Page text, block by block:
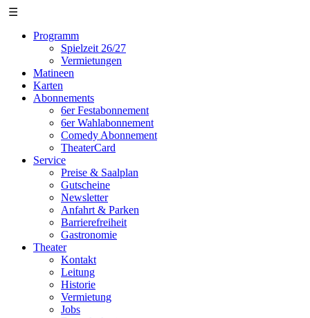
☰
Programm
Spielzeit 26/27
Vermietungen
Matineen
Karten
Abonnements
6er Festabonnement
6er Wahlabonnement
Comedy Abonnement
TheaterCard
Service
Preise & Saalplan
Gutscheine
Newsletter
Anfahrt & Parken
Barrierefreiheit
Gastronomie
Theater
Kontakt
Leitung
Historie
Vermietung
Jobs